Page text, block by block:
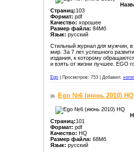
Страниц:103
Формат: pdf
Качество: хорошее
Размер файла: 84Мб
Язык: русский
Стильный журнал для мужчин,
мир. За 7 лет успешного
издания, к которому
и взять от жизни лучшее. EGO
Ego Просмотров: 753 | Добавил: voron
Ego №6 (июнь 2010) HQ
Страниц:101
Формат: pdf
Качество: HQ
Размер файла: 68Мб
Язык: русский